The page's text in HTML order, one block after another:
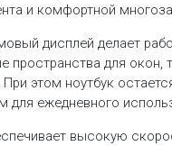
и комфортной
дисплей делает
пространства для окон,
этом ноутбук
для ежедневного
высокую